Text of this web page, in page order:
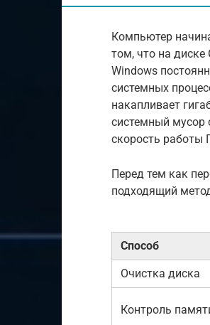
Компьютер
том, что на диске
Windows
системных
накапливает
системный мусор
скорость работы
Перед тем как
подходящий
Способ
Очистка диска
Контроль